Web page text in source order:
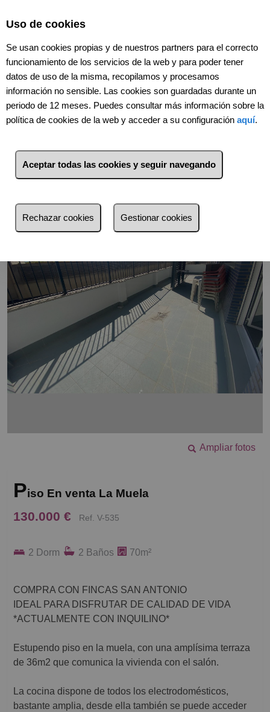
Ampliar fotos
Piso En venta La Muela
130.000 € Ref. V-535
2 Dorm 2 Baños 70m²
COMPRA CON FINCAS SAN ANTONIO
IDEAL PARA DISFRUTAR DE CALIDAD DE VIDA
*ACTUALMENTE CON INQUILINO*
Estupendo piso en la muela, con una amplísima terraza
de 36m2 que comunica la vivienda con el salón.
La cocina dispone de todos los electrodomésticos,
bastante amplia, desde ella también se puede acceder
Uso de cookies
Se usan cookies propias y de nuestros partners para el correcto
funcionamiento de los servicios de la web y para poder tener
datos de uso de la misma, recopilamos y procesamos
información no sensible. Las cookies son guardadas durante un
periodo de 12 meses. Puedes consultar más información sobre la
política de cookies de la web y acceder a su configuración aquí.
Aceptar todas las cookies y seguir navegando
Rechazar cookies Gestionar cookies